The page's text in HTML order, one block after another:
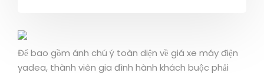
Để bao gồm ánh chú ý toàn diện về giá xe máy điện
yadea, thành viên gia đình hành khách buộc phải